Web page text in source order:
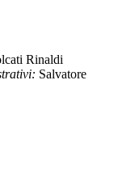
Rinaldi
Salvatore